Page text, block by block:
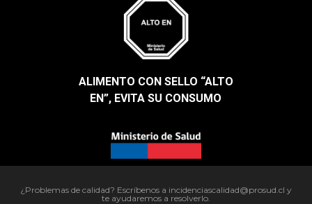
ALIMENTO CON SELLO “ALTO
EN”, EVITA SU CONSUMO​
¿Problemas de calidad? Escríbenos a incidenciascalidad@prosud.cl y
te ayudaremos a resolverlo.